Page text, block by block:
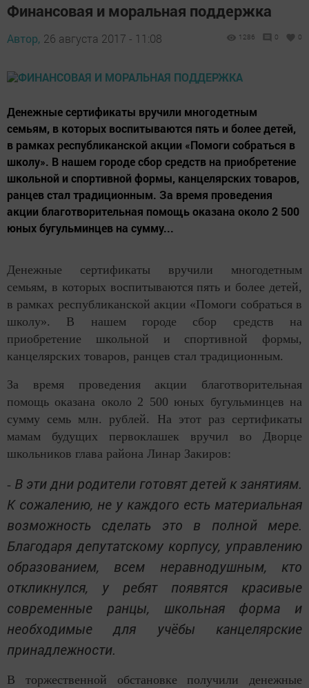
Финансовая и моральная поддержка
Автор, 26 августа 2017 - 11:08 1286 0 0
Денежные сертификаты вручили многодетным
семьям, в которых воспитываются пять и более детей,
в рамках республиканской акции «Помоги собраться в
школу». В нашем городе сбор средств на приобретение
школьной и спортивной формы, канцелярских товаров,
ранцев стал традиционным. За время проведения
акции благотворительная помощь оказана около 2 500
юных бугульминцев на сумму...
Денежные сертификаты вручили многодетным
семьям, в которых воспитываются пять и более детей,
в рамках республиканской акции «Помоги собраться в
школу». В нашем городе сбор средств на
приобретение школьной и спортивной формы,
канцелярских товаров, ранцев стал традиционным.
За время проведения акции благотворительная
помощь оказана около 2 500 юных бугульминцев на
сумму семь млн. рублей. На этот раз сертификаты
мамам будущих первоклашек вручил во Дворце
школьников глава района Линар Закиров:
- В эти дни родители готовят детей к занятиям.
К сожалению, не у каждого есть материальная
возможность сделать это в полной мере.
Благодаря депутатскому корпусу, управлению
образованием, всем неравнодушным, кто
откликнулся, у ребят появятся красивые
современные ранцы, школьная форма и
необходимые для учёбы канцелярские
принадлежности.
В торжественной обстановке получили денежные